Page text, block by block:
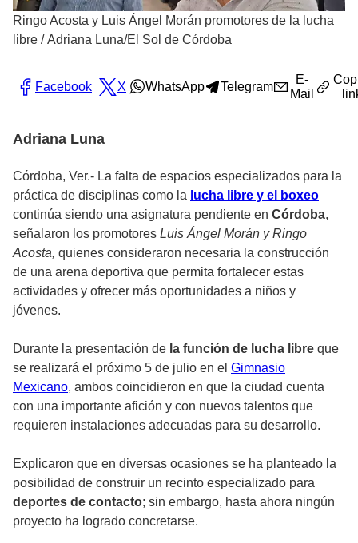
Ringo Acosta y Luis Ángel Morán promotores de la lucha
libre /Adriana Luna/El Sol de Córdoba
Facebook X WhatsApp Telegram
E-
Mail
Adriana Luna
Córdoba, Ver.- La falta de espacios especializados para la
práctica de disciplinas como la lucha libre y el boxeo
continúa siendo una asignatura pendiente en Córdoba,
señalaron los promotores Luis Ángel Morán y Ringo
Acosta, quienes consideraron necesaria la construcción
de una arena deportiva que permita fortalecer estas
actividades y ofrecer más oportunidades a niños y
jóvenes.
Durante la presentación de la función de lucha libre que
se realizará el próximo 5 de julio en el Gimnasio
Mexicano, ambos coincidieron en que la ciudad cuenta
con una importante afición y con nuevos talentos que
requieren instalaciones adecuadas para su desarrollo.
Explicaron que en diversas ocasiones se ha planteado la
posibilidad de construir un recinto especializado para
deportes de contacto; sin embargo, hasta ahora ningún
proyecto ha logrado concretarse.